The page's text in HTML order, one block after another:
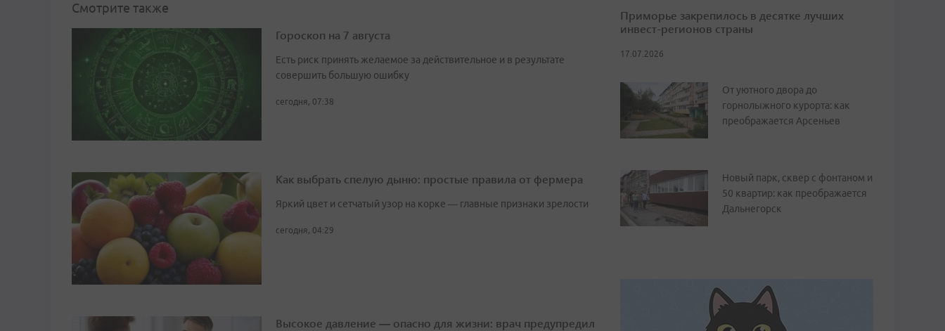
Смотрите также
Гороскоп на 7 августа
Есть риск принять желаемое за действительное и в результате
совершить большую ошибку
сегодня, 07:38
Как выбрать спелую дыню: простые правила от фермера
Яркий цвет и сетчатый узор на корке — главные признаки зрелости
сегодня, 04:29
Высокое давление — опасно для жизни: врач предупредил
Приморье закрепилось в десятке лучших
инвест-регионов страны
17.07.2026
От уютного двора до
горнолыжного курорта: как
преображается Арсеньев
Новый парк, сквер с фонтаном и
50 квартир: как преображается
Дальнегорск